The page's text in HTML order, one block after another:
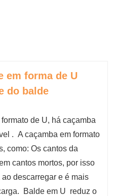
e velocidade de
DTT
em forma de U
do balde
de U, há caçamba
. A caçamba em formato
como: Os cantos da
cantos mortos, por isso
descarregar e é mais
Balde em U reduz o